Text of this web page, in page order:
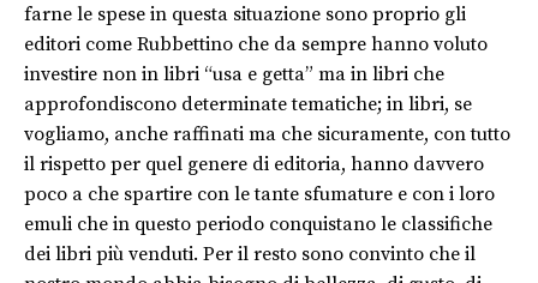
farne le spese in questa situazione sono proprio gli
editori come Rubbettino che da sempre hanno voluto
investire non in libri “usa e getta” ma in libri che
approfondiscono determinate tematiche; in libri, se
vogliamo, anche raffinati ma che sicuramente, con tutto
il rispetto per quel genere di editoria, hanno davvero
poco a che spartire con le tante sfumature e con i loro
emuli che in questo periodo conquistano le classifiche
dei libri più venduti. Per il resto sono convinto che il